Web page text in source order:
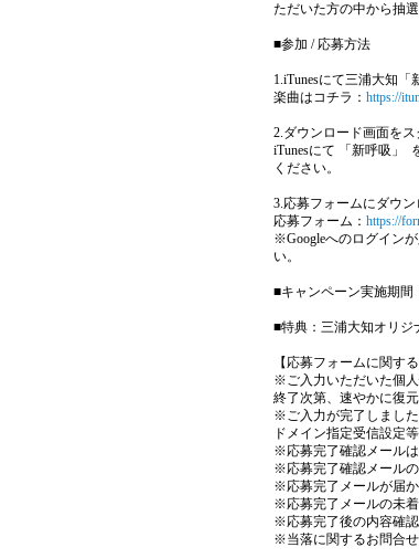
ただいた方の中から抽
■参加 / 応募方法
1.iTunesにて三浦大知
楽曲はコチラ： https://
2.ダウンロード画面をス
iTunesにて 「新呼吸」
ください。
3.応募フォームにダウ
応募フォーム： https://
※Googleへのログイン
い。
■キャンペーン実施期間
■特典：三浦大知オリジ
【応募フォームに関す
※ご入力いただいた個
終了次第、速やかに復
※ご入力が完了しまし
ドメイン指定受信設定
※応募完了確認メールは
※応募完了確認メールの
※応募完了メールが届か
※応募完了メールの未着
※応募完了後の内容確認
※当落に関するお問合せ